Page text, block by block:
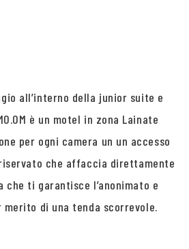
all’interno della junior suite e
è un motel in zona Lainate
per ogni camera un un accesso
che affaccia direttamente
ti garantisce l’anonimato e
di una tenda scorrevole.